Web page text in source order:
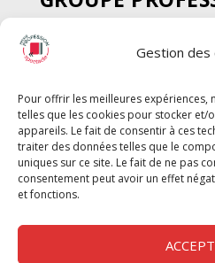
Gestion des
Pour offrir les meilleures expériences,
telles que les cookies pour stocker et/
appareils. Le fait de consentir à ces
traiter des données telles que le
uniques sur ce site. Le fait de ne pas
consentement peut avoir un effet
et fonctions.
SPECTACLE
Chèque Intermittents
Chèque Compta
Chèque Emploi
G-Pods
Profession Audio-visuel